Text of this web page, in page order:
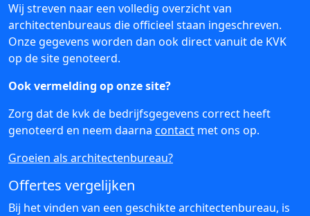
Wij streven naar een volledig overzicht van
architectenbureaus die officieel staan ingeschreven.
Onze gegevens worden dan ook direct vanuit de KVK
op de site genoteerd.
Ook vermelding op onze site?
Zorg dat de kvk de bedrijfsgegevens correct heeft
genoteerd en neem daarna contact met ons op.
Groeien als architectenbureau?
Offertes vergelijken
Bij het vinden van een geschikte architectenbureau, is